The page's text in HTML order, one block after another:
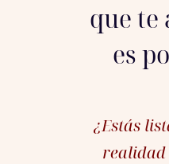
que te
es
¿Estás
realidad